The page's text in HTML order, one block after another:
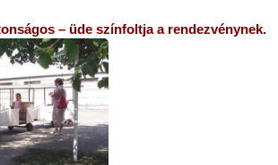
– üde színfoltja a rendezvénynek.